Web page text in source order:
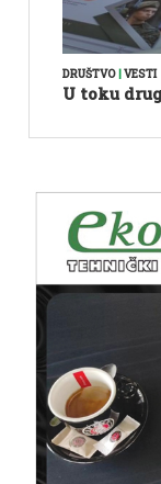
DRUŠTVO VESTI
U toku